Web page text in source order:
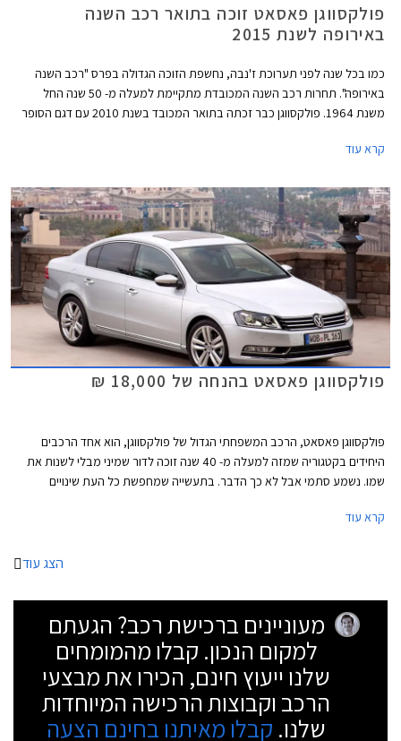
פולקסווגן פאסאט זוכה בתואר רכב השנה
באירופה לשנת 2015
כמו בכל שנה לפני תערוכת ז'נבה, נחשפת הזוכה הגדולה בפרס "רכב השנה
באירופה". תחרות רכב השנה המכובדת מתקיימת למעלה מ- 50 שנה החל
משנת 1964. פולקסווגן כבר זכתה בתואר המכובד בשנת 2010 עם דגם הסופר
גולף. כעת תורה של פולקסווגן פאסאט החדשה לזכות בתואר הנחשק.
קרא עוד
פולקסווגן פאסאט בהנחה של 18,000 ₪
פולקסווגן פאסאט, הרכב המשפחתי הגדול של פולקסווגן, הוא אחד הרכבים
היחידים בקטגוריה שמזה למעלה מ- 40 שנה זוכה לדור שמיני מבלי לשנות את
שמו. נשמע סתמי אבל לא כך הדבר. בתעשייה שמחפשת כל העת שינויים
ארוכה בייחוד לאור השינוי והשדרוג שחל במעמדה של פולקסווגן פאסאט במהלך
קרא עוד
הצג עוד
מעוניינים ברכישת רכב? הגעתם
למקום הנכון. קבלו מהמומחים
שלנו ייעוץ חינם, הכירו את מבצעי
הרכב וקבוצות הרכישה המיוחדות
שלנו. קבלו מאיתנו בחינם הצעה